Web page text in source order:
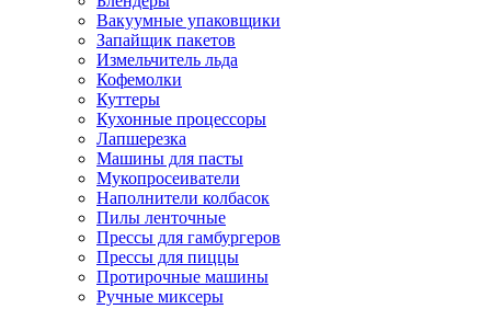
Вакуумные упаковщики
Запайщик пакетов
Измельчитель льда
Кофемолки
Куттеры
Кухонные процессоры
Лапшерезка
Машины для пасты
Мукопросеиватели
Наполнители колбасок
Пилы ленточные
Прессы для гамбургеров
Прессы для пиццы
Протирочные машины
Ручные миксеры